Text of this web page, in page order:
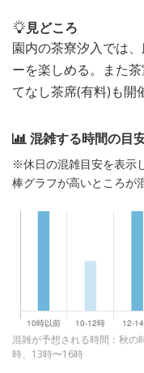
見どころ
園内の茶寮汐入では
ーを楽しめる。また
てなし茶席(有料)も開
混雑する時間の目
※休日の混雑目安を表示
棒グラフが高いところが
混雑が予想される時間：秋の
時、13時〜16時